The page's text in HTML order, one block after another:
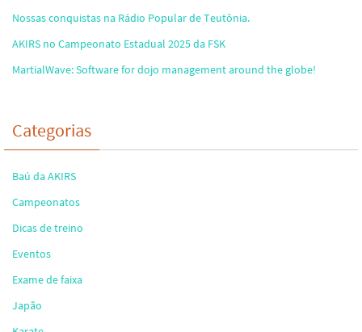
Nossas conquistas na Rádio Popular de Teutônia.
AKIRS no Campeonato Estadual 2025 da FSK
MartialWave: Software for dojo management around the globe!
Categorias
Baú da AKIRS
Campeonatos
Dicas de treino
Eventos
Exame de faixa
Japão